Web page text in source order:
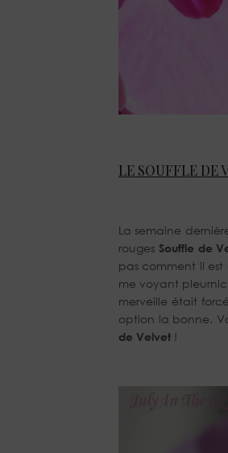
LE SOUFFLE DE
La semaine
rouges Souffle de
pas comment il est
me voyant
merveille était
option la bonne.
de Velvet !